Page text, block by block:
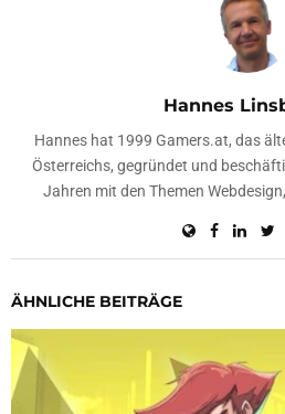
Hannes
Hannes hat 1999 Gamers.at, das
Österreichs, gegründet und
Jahren mit den Themen
ÄHNLICHE BEITRÄGE